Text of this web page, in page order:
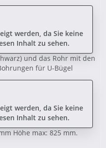
werden, da Sie keine
Inhalt zu sehen.
und das Rohr mit den
für U-Bügel
werden, da Sie keine
Inhalt zu sehen.
Höhe max: 825 mm.